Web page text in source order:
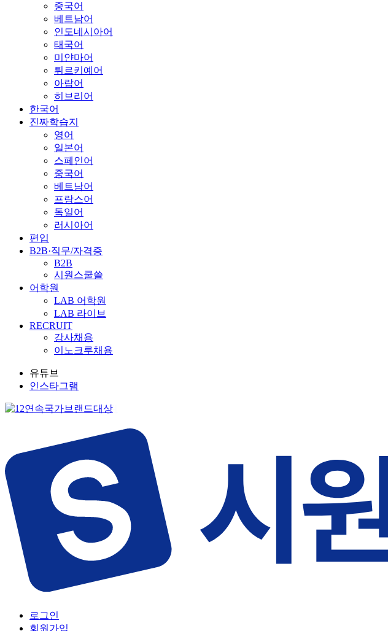
중국어
베트남어
인도네시아어
태국어
미얀마어
튀르키예어
아랍어
히브리어
한국어
진짜학습지
영어
일본어
스페인어
중국어
베트남어
프랑스어
독일어
러시아어
편입
B2B·직무/자격증
B2B
시원스쿨쓸
어학원
LAB 어학원
LAB 라이브
RECRUIT
강사채용
이노크루채용
유튜브
인스타그램
로그인
회원가입